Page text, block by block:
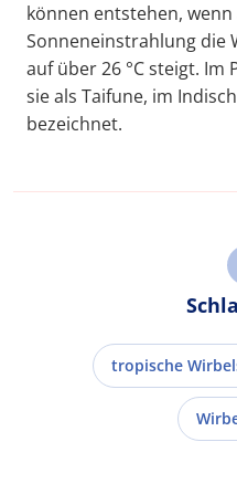
können entstehen,
Sonneneinstrahlung die
auf über 26 °C steigt. Im
sie als Taifune, im
bezeichnet.
tropische